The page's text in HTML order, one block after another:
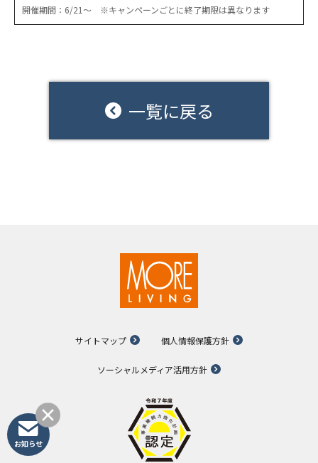
開催期間：6/21〜 ※キャンペーンごとに終了期限は異なります
一覧に戻る
サイトマップ 個人情報保護方針
ソーシャルメディア活用方針
お知らせ